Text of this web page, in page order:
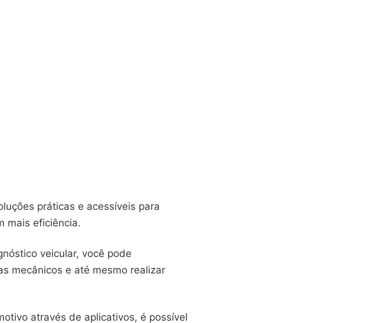
práticas e acessíveis para
mais eficiência.
veicular, você pode
mecânicos e até mesmo realizar
através de aplicativos, é possível